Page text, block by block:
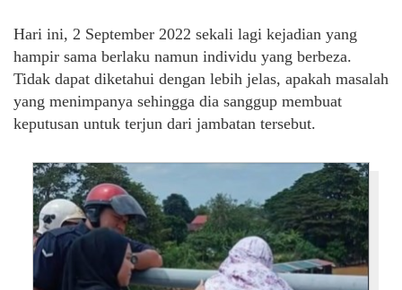
Hari ini, 2 September 2022 sekali lagi kejadian yang
hampir sama berlaku namun individu yang berbeza.
Tidak dapat diketahui dengan lebih jelas, apakah masalah
yang menimpanya sehingga dia sanggup membuat
keputusan untuk terjun dari jambatan tersebut.